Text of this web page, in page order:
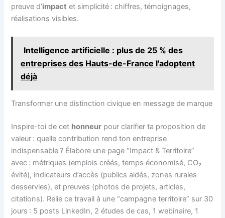
preuve d’impact et simplicité : chiffres, témoignages,
réalisations visibles.
Intelligence artificielle : plus de 25 % des
entreprises des Hauts-de-France l'adoptent
déjà
Transformer une distinction civique en message de marque
Inspire-toi de cet honneur pour clarifier ta proposition de
valeur : quelle contribution rend ton entreprise
indispensable ? Élabore une page “Impact & Territoire”
avec : métriques (emplois créés, temps économisé, CO₂
évité), indicateurs d’accès (publics aidés, zones rurales
desservies), et preuves (photos de projets, articles,
citations). Relie ce travail à une “campagne territoire” sur 30
jours : 5 posts LinkedIn, 2 études de cas, 1 webinaire, 1